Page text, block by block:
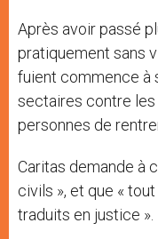
Après avoir passé
pratiquement sans
fuient commence à
sectaires contre
personnes de
Caritas demande à
civils », et que «
traduits en justice ».